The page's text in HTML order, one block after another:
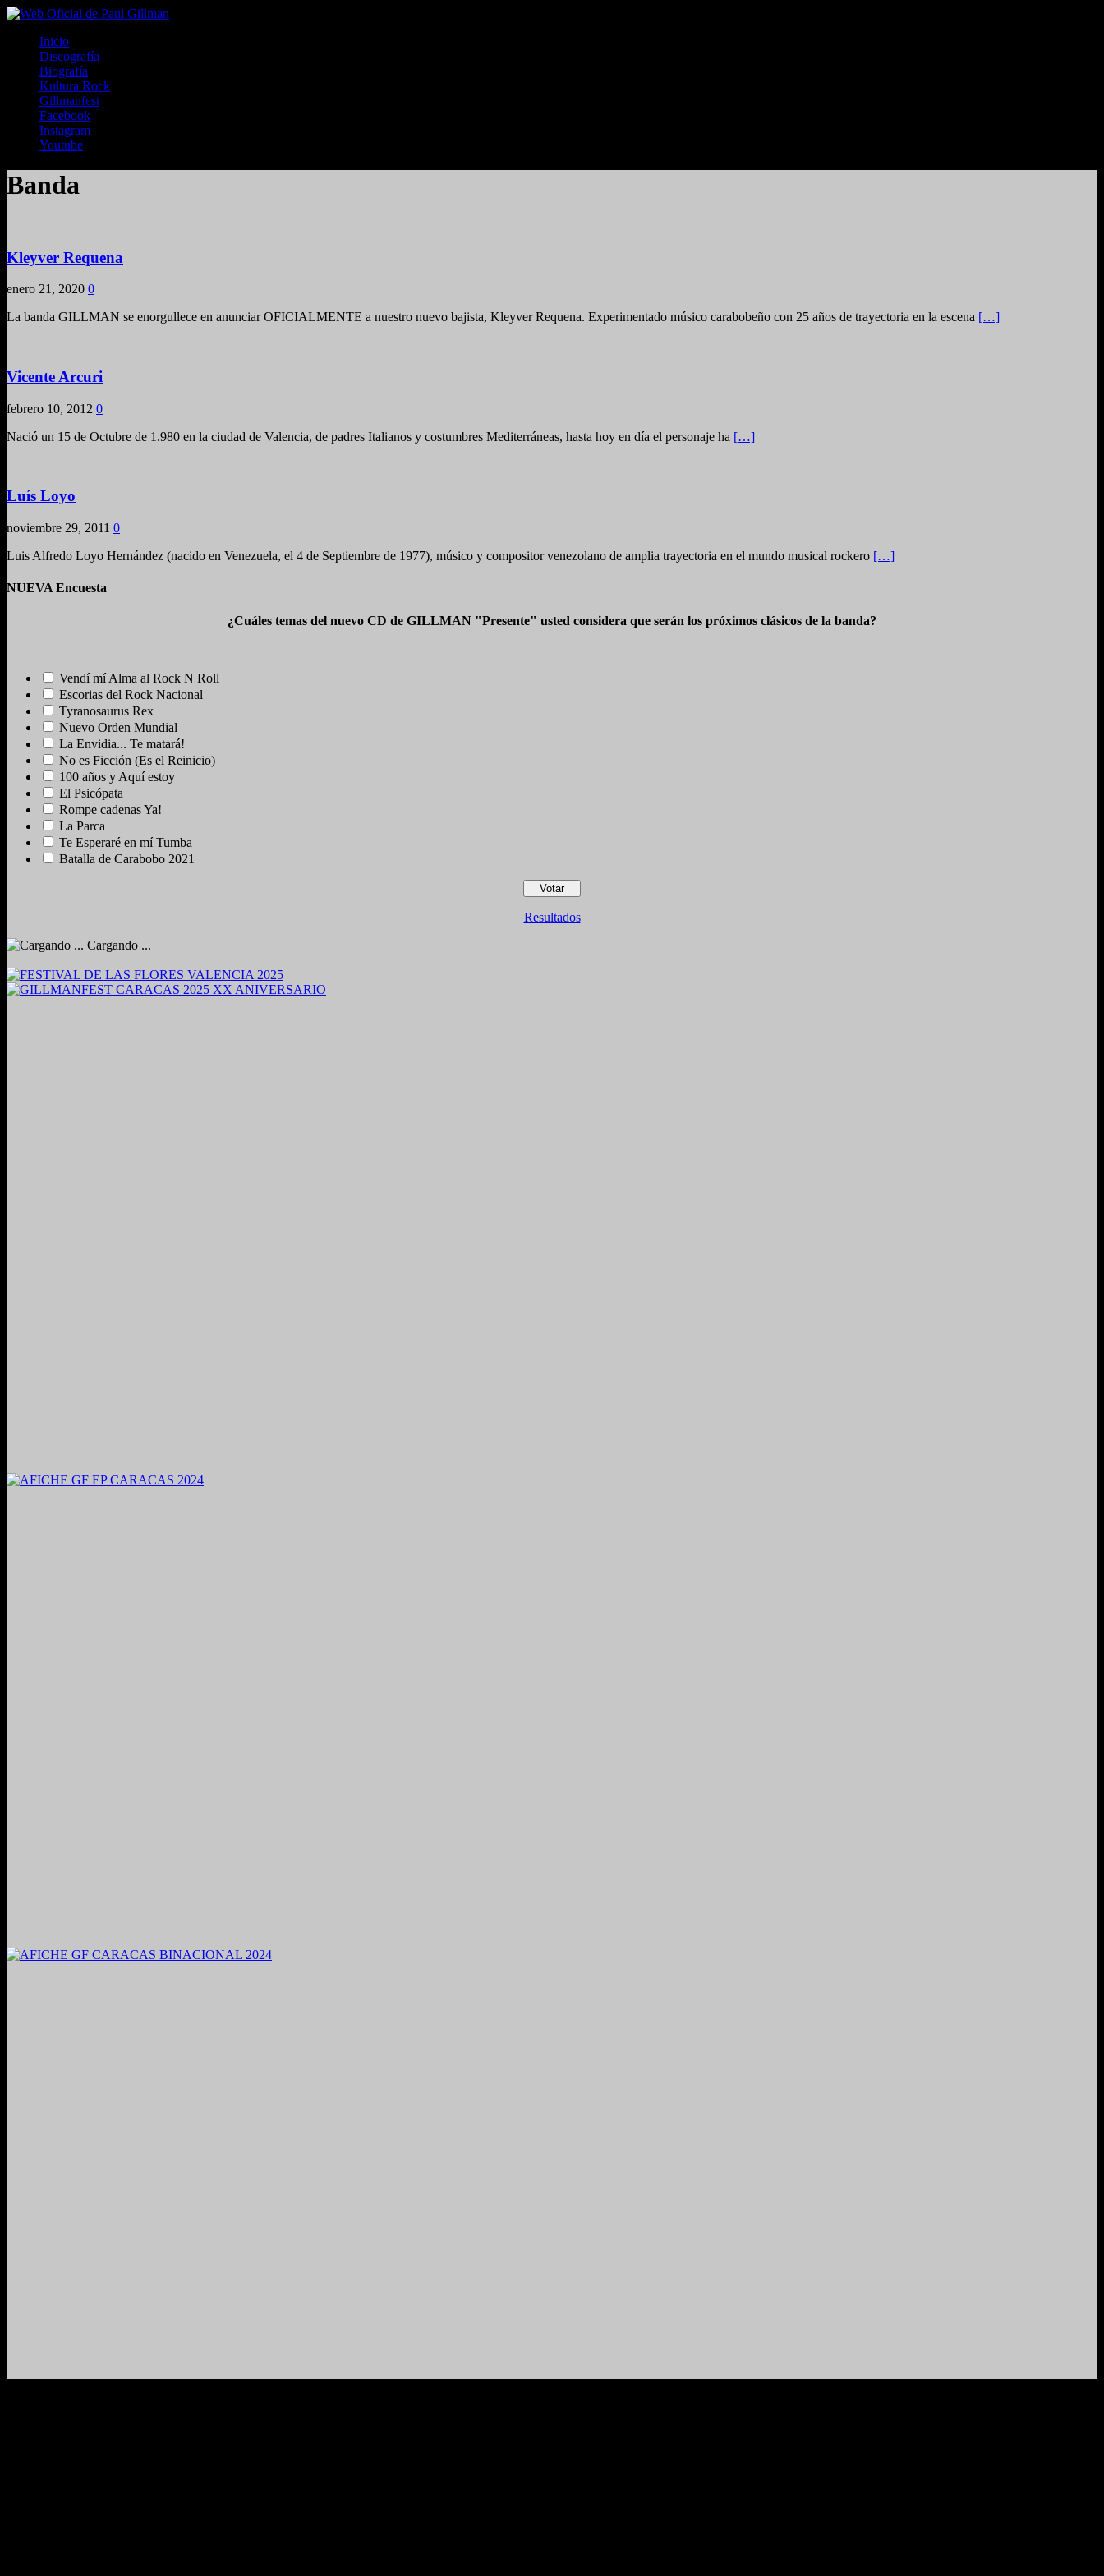
Inicio
Discografía
Biografía
Kultura Rock
Gillmanfest
Facebook
Instagram
Youtube
Banda
Kleyver Requena
enero 21, 2020 0
La banda GILLMAN se enorgullece en anunciar OFICIALMENTE a nuestro nuevo bajista, Kleyver Requena. Experimentado músico carabobeño con 25 años de trayectoria en la escena […]
Vicente Arcuri
febrero 10, 2012 0
Nació un 15 de Octubre de 1.980 en la ciudad de Valencia, de padres Italianos y costumbres Mediterráneas, hasta hoy en día el personaje ha […]
Luís Loyo
noviembre 29, 2011 0
Luis Alfredo Loyo Hernández (nacido en Venezuela, el 4 de Septiembre de 1977), músico y compositor venezolano de amplia trayectoria en el mundo musical rockero […]
NUEVA Encuesta
¿Cuáles temas del nuevo CD de GILLMAN "Presente" usted considera que serán los próximos clásicos de la banda?
Vendí mí Alma al Rock N Roll
Escorias del Rock Nacional
Tyranosaurus Rex
Nuevo Orden Mundial
La Envidia... Te matará!
No es Ficción (Es el Reinicio)
100 años y Aquí estoy
El Psicópata
Rompe cadenas Ya!
La Parca
Te Esperaré en mí Tumba
Batalla de Carabobo 2021
Resultados
Cargando ...